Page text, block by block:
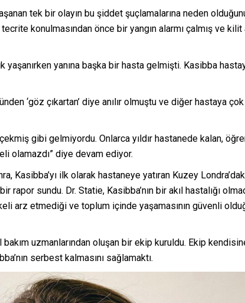
tek bir olayın bu şiddet şuçlamalarına neden
konulmasından önce bir yangın alarmı çalmış ve kilit
yanına başka bir hasta gelmişti. Kasibba
‘göz çıkartan’ diye anılır olmuştu ve diğer hastaya
gibi gelmiyordu. Onlarca yıldır hastanede kalan,
olamazdı” diye devam ediyor.
Kasibba’yı ilk olarak hastaneye yatıran Kuzey
sundu. Dr. Statie, Kasibba’nın bir akıl hastalığı
arz etmediği ve toplum içinde yaşamasının güvenli
uzmanlarından oluşan bir ekip kuruldu. Ekip
serbest kalmasını sağlamaktı.